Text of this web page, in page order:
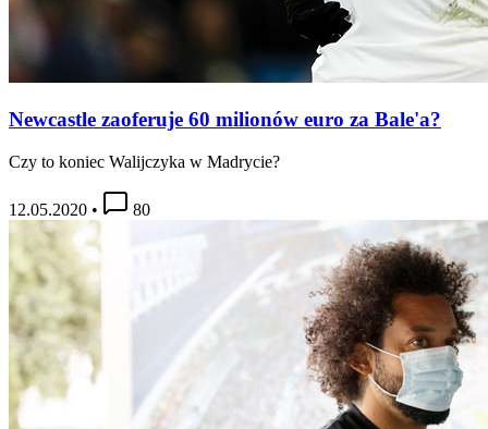
Newcastle zaoferuje 60 milionów euro za Bale'a?
Czy to koniec Walijczyka w Madrycie?
12.05.2020 • 80